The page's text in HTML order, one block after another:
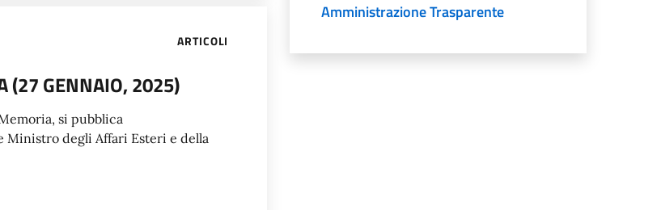
ARTICOLI
(27 GENNAIO, 2025)
si pubblica
Ministro degli Affari Esteri e della
Amministrazione Trasparente